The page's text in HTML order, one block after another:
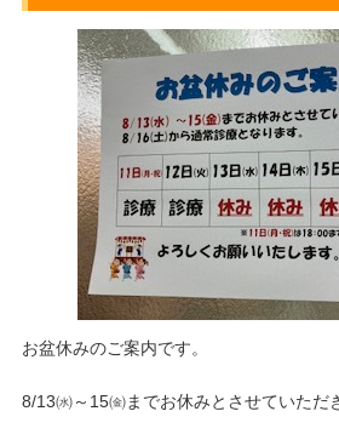
お盆休みのご案内です。
8/13㈬～15㈮までお休みとさせていただ